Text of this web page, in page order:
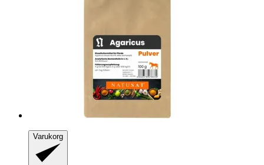
Varukorg